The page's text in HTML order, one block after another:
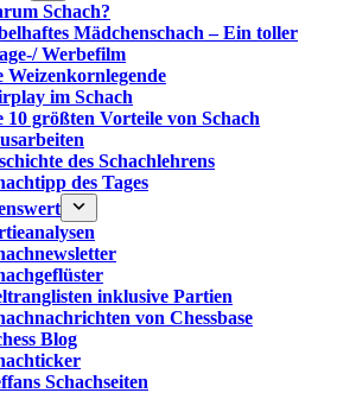
Schach?
Mädchenschach – Ein toller
Werbefilm
Weizenkornlegende
im Schach
10 größten Vorteile von Schach‎
des Schachlehrens
des Tages
inklusive Partien
von Chessbase
Blog
Schachseiten